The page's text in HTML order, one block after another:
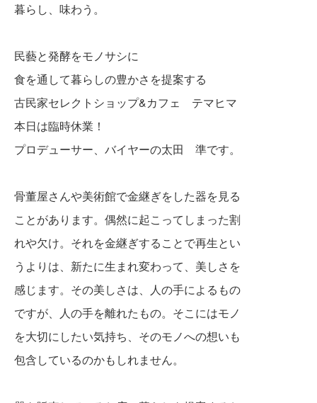
暮らし、味わう。
民藝と発酵をモノサシに
食を通して暮らしの豊かさを提案する
古民家セレクトショップ&カフェ テマヒマ
本日は臨時休業！
プロデューサー、バイヤーの太田 準です。
骨董屋さんや美術館で金継ぎをした器を見る
ことがあります。偶然に起こってしまった割
れや欠け。それを金継ぎすることで再生とい
うよりは、新たに生まれ変わって、美しさを
感じます。その美しさは、人の手によるもの
ですが、人の手を離れたもの。そこにはモノ
を大切にしたい気持ち、そのモノへの想いも
包含しているのかもしれません。